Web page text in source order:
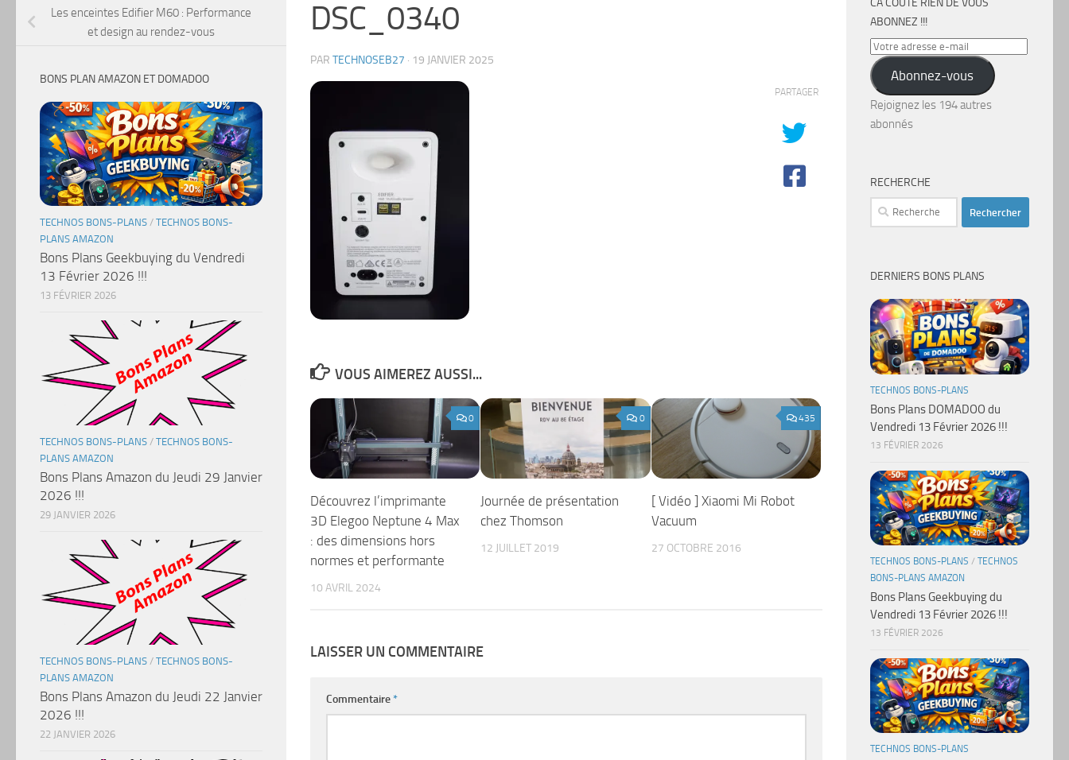
DSC_0340
PAR TECHNOSEB27 · 19 JANVIER 2025
PARTAGER
VOUS AIMEREZ AUSSI...
0
Découvrez l’imprimante
3D Elegoo Neptune 4 Max
: des dimensions hors
normes et performante
10 AVRIL 2024
0
Journée de présentation
chez Thomson
12 JUILLET 2019
435
[ Vidéo ] Xiaomi Mi Robot
Vacuum
27 OCTOBRE 2016
LAISSER UN COMMENTAIRE
Commentaire*
Les enceintes Edifier M60 : Performance
et design au rendez-vous
BONS PLAN AMAZON ET DOMADOO
TECHNOS BONS-PLANS / TECHNOS BONS-
PLANS AMAZON
Bons Plans Geekbuying du Vendredi
13 Février 2026 !!!
13 FÉVRIER 2026
TECHNOS BONS-PLANS / TECHNOS BONS-
PLANS AMAZON
Bons Plans Amazon du Jeudi 29 Janvier
2026 !!!
29 JANVIER 2026
TECHNOS BONS-PLANS / TECHNOS BONS-
PLANS AMAZON
Bons Plans Amazon du Jeudi 22 Janvier
2026 !!!
22 JANVIER 2026
CA COÛTE RIEN DE VOUS
ABONNEZ !!!
Votre
adresse
e-
mail
Abonnez-vous
Rejoignez les 194 autres
abonnés
RECHERCHE
Rechercher :
DERNIERS BONS PLANS
TECHNOS BONS-PLANS
Bons Plans DOMADOO du
Vendredi 13 Février 2026 !!!
13 FÉVRIER 2026
TECHNOS BONS-PLANS / TECHNOS
BONS-PLANS AMAZON
Bons Plans Geekbuying du
Vendredi 13 Février 2026 !!!
13 FÉVRIER 2026
TECHNOS BONS-PLANS